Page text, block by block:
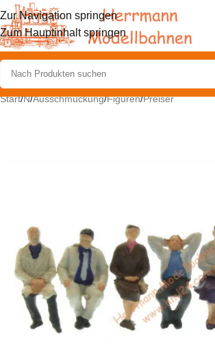
Zur Navigation springen
Zum Hauptinhalt springen
Start/N/Ausschmückung/Figuren/Preiser